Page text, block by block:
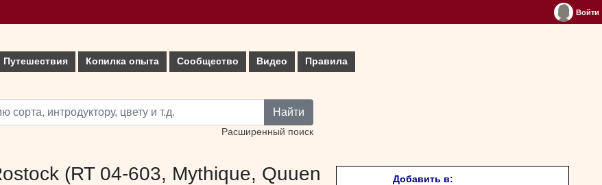
Войти
Путешествия Копилка опыта Сообщество Видео Правила
Найти
Расширенный поиск
(RT 04-603, Mythique, Quuen
Добавить в: